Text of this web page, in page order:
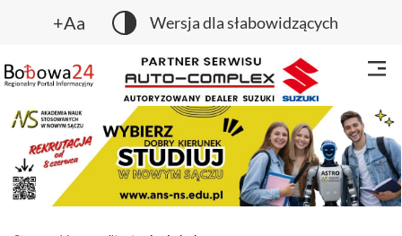
+Aa Wersja dla słabowidzących